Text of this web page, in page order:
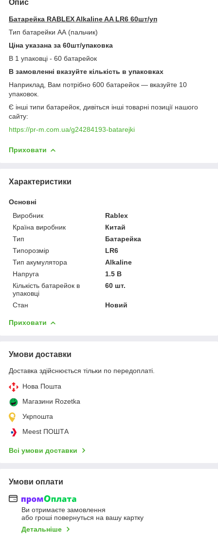
Опис
Батарейка RABLEX Alkaline AA LR6 60шт/уп
Тип батарейки АА (пальчик)
Ціна указана за 60шт/упаковка
В 1 упаковці - 60 батарейок
В замовленні вказуйте кількість в упаковках
Наприклад, Вам потрібно 600 батарейок — вказуйте 10
упаковок.
Є інші типи батарейок, дивіться інші товарні позиції нашого
сайту:
https://pr-m.com.ua/g24284193-batarejki
Приховати
Характеристики
Основні
Виробник
Rablex
Країна виробник
Китай
Тип
Батарейка
Типорозмір
LR6
Тип акумулятора
Alkaline
Напруга
1.5 В
Кількість батарейок в
упаковці
60 шт.
Стан Новий
Приховати
Умови доставки
Доставка здійснюється тільки по передоплаті.
Нова Пошта
Магазини Rozetka
Укрпошта
Meest ПОШТА
Всі умови доставки
Умови оплати
Ви отримаєте замовлення
або гроші повернуться на вашу картку
Детальніше